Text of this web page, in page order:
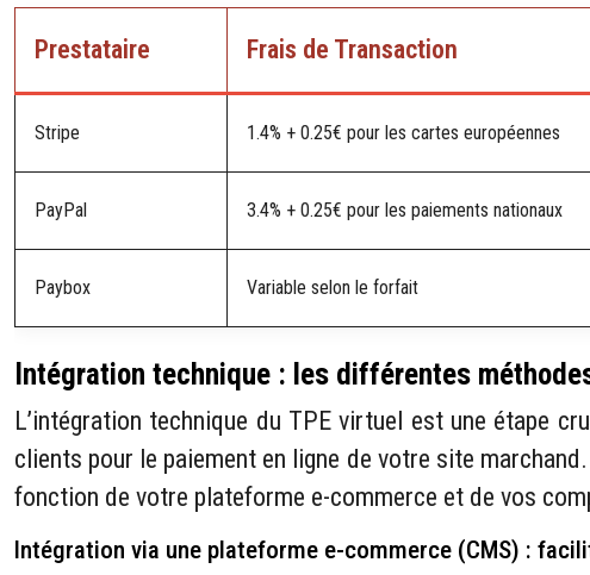
Prestataire Frais de Transaction
Stripe 1.4% + 0.25€ pour les cartes européennes
PayPal 3.4% + 0.25€ pour les paiements nationaux
Paybox Variable selon le forfait
Intégration technique : les différentes
L’intégration technique du TPE virtuel est une étape
clients pour le paiement en ligne de votre site
fonction de votre plateforme e-commerce et de vos
Intégration via une plateforme e-commerce (CMS) :